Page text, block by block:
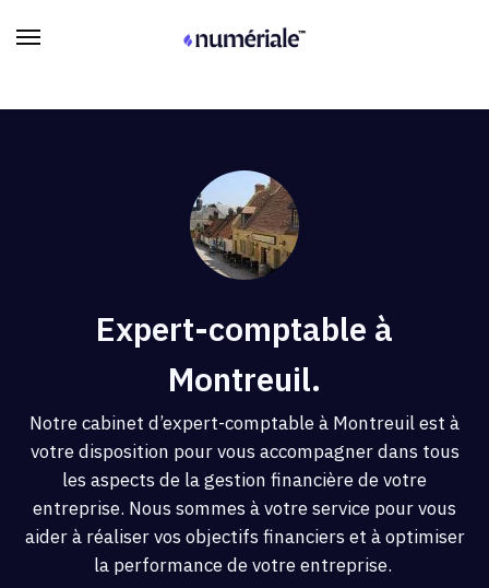
Expert-comptable à
Montreuil.
Notre cabinet d’expert-comptable à Montreuil est à
votre disposition pour vous accompagner dans tous
les aspects de la gestion financière de votre
entreprise. Nous sommes à votre service pour vous
aider à réaliser vos objectifs financiers et à optimiser
la performance de votre entreprise.